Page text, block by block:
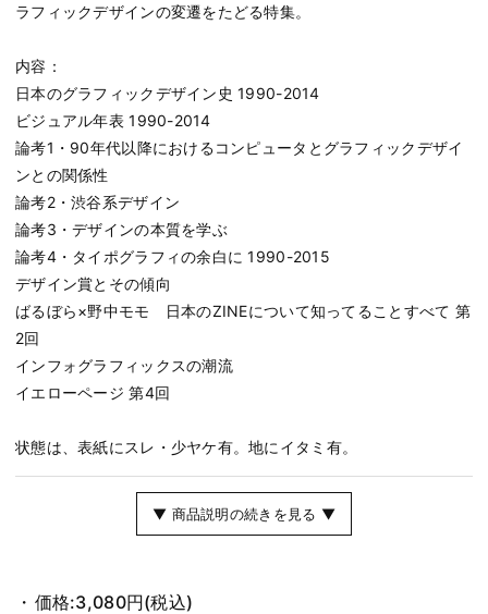
ラフィックデザインの変遷をたどる特集。
内容：
日本のグラフィックデザイン史 1990-2014
ビジュアル年表 1990-2014
論考1・90年代以降におけるコンピュータとグラフィックデザイ
ンとの関係性
論考2・渋谷系デザイン
論考3・デザインの本質を学ぶ
論考4・タイポグラフィの余白に 1990-2015
デザイン賞とその傾向
ばるぼら×野中モモ 日本のZINEについて知ってることすべて 第
2回
インフォグラフィックスの潮流
イエローページ 第4回
状態は、表紙にスレ・少ヤケ有。地にイタミ有。
▼ 商品説明の続きを見る ▼
価格:3,080円(税込)